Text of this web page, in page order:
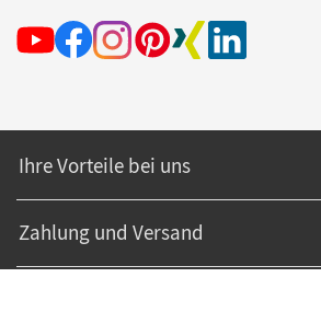
Ihre Vorteile bei uns
Zahlung und Versand